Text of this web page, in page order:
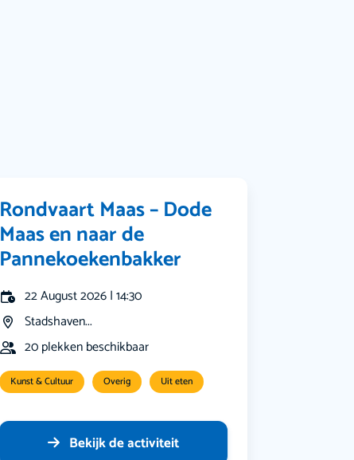
Rondvaart Maas – Dode
Maas en naar de
Pannekoekenbakker
22 August 2026 | 14:30
Stadshaven...
20 plekken beschikbaar
Kunst & Cultuur Overig Uit eten
Bekijk de activiteit